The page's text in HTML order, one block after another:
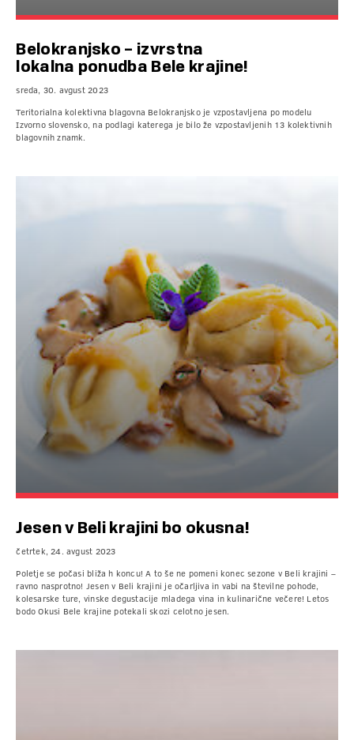
Belokranjsko – izvrstna
lokalna ponudba Bele krajine!
sreda, 30. avgust 2023
Teritorialna kolektivna blagovna Belokranjsko je vzpostavljena po modelu
Izvorno slovensko, na podlagi katerega je bilo že vzpostavljenih 13 kolektivnih
blagovnih znamk.
Jesen v Beli krajini bo okusna!
četrtek, 24. avgust 2023
Poletje se počasi bliža h koncu! A to še ne pomeni konec sezone v Beli krajini –
ravno nasprotno! Jesen v Beli krajini je očarljiva in vabi na številne pohode,
kolesarske ture, vinske degustacije mladega vina in kulinarične večere! Letos
bodo Okusi Bele krajine potekali skozi celotno jesen.